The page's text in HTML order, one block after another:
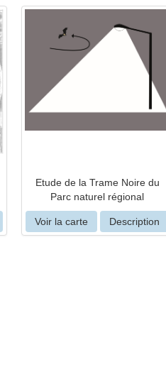
Etude de la Trame Noire du
Parc naturel régional
Voir la carte Description